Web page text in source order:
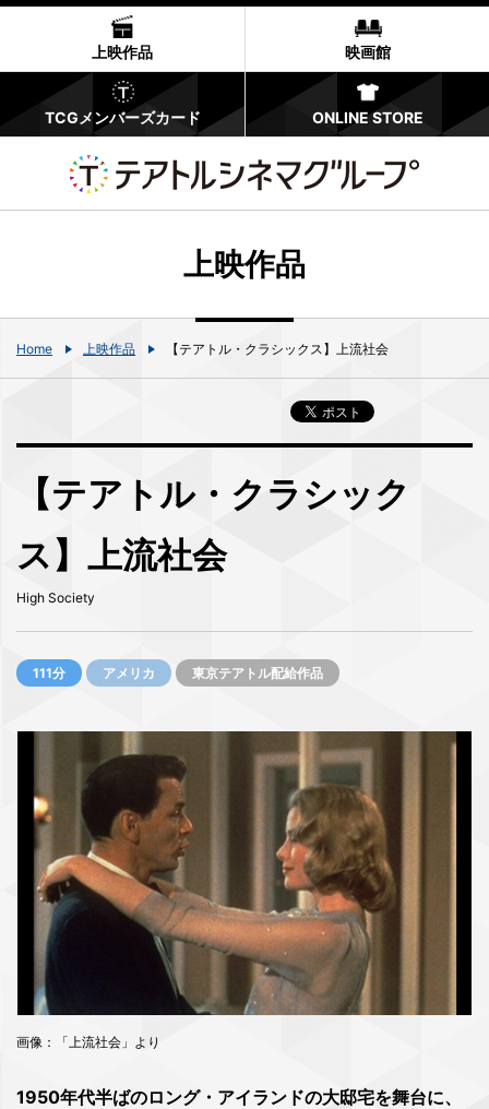
上映作品 映画館
TCGメンバーズカード ONLINE STORE
上映作品
Home 上映作品 【テアトル・クラシックス】上流社会
【テアトル・クラシック
ス】上流社会
High Society
111分 アメリカ 東京テアトル配給作品
画像：「上流社会」より
1950年代半ばのロング・アイランドの大邸宅を舞台に、